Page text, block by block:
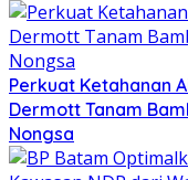
Perkuat Ketahanan
Dermott Tanam
Nongsa